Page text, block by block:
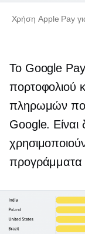
Χρήση Apple Pay
Το Google
πορτοφολιού
πληρωμών
Google. Είναι
προγράμματα